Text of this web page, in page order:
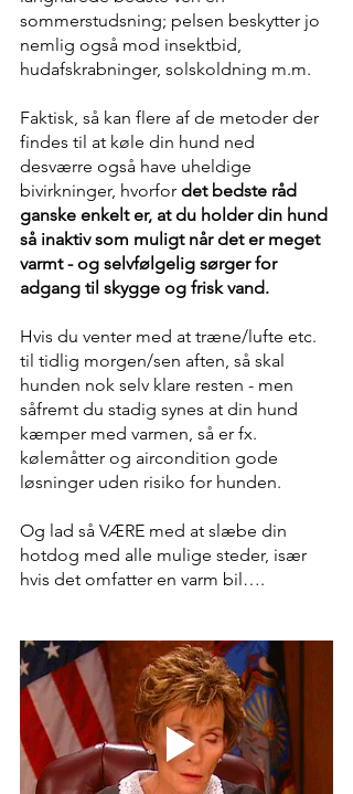
sommerstudsning; pelsen beskytter jo
nemlig også mod insektbid,
hudafskrabninger, solskoldning m.m.
Faktisk, så kan flere af de metoder der
findes til at køle din hund ned
desværre også have uheldige
bivirkninger, hvorfor det bedste råd
ganske enkelt er, at du holder din hund
så inaktiv som muligt når det er meget
varmt - og selvfølgelig sørger for
adgang til skygge og frisk vand.
Hvis du venter med at træne/lufte etc.
til tidlig morgen/sen aften, så skal
hunden nok selv klare resten - men
såfremt du stadig synes at din hund
kæmper med varmen, så er fx.
kølemåtter og aircondition gode
løsninger uden risiko for hunden.
Og lad så VÆRE med at slæbe din
hotdog med alle mulige steder, især
hvis det omfatter en varm bil….